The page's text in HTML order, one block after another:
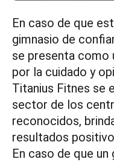
En caso de que
gimnasio de
se presenta como
por la cuidado y
Titanius Fitnes se
sector de los
reconocidos,
resultados
En caso de que